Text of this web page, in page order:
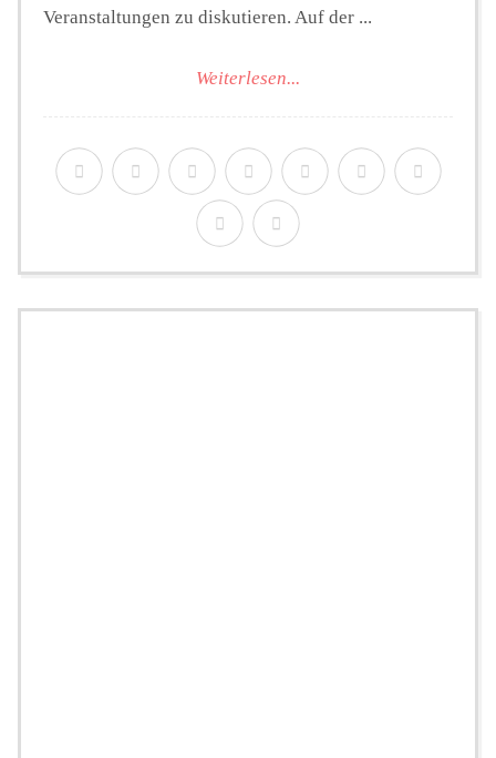
Veranstaltungen zu diskutieren. Auf der ...
Weiterlesen...